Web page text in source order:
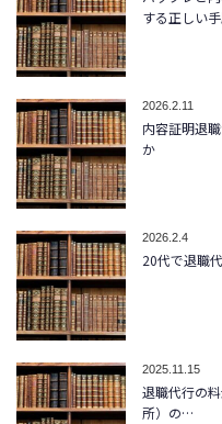
する正しい
2026.2.11
内容証明退
か
2026.2.4
20代で退職
2025.11.15
退職代行の
所）の…